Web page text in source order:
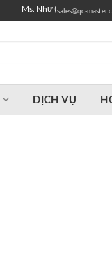
Ms. Như (sales@qc-
DỊCH VỤ